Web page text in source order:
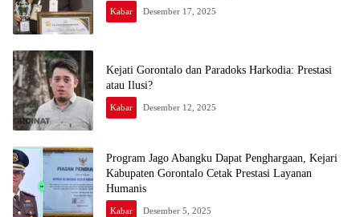
Kabar Desember 17, 2025
Kejati Gorontalo dan Paradoks Harkodia: Prestasi
atau Ilusi?
Kabar Desember 12, 2025
Program Jago Abangku Dapat Penghargaan, Kejari
Kabupaten Gorontalo Cetak Prestasi Layanan
Humanis
Kabar Desember 5, 2025